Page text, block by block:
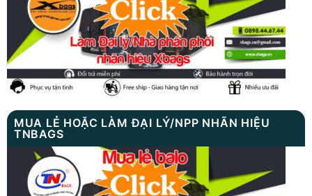
MUA LẺ HOẶC LÀM ĐẠI LÝ/NPP NHÃN HIỆU
TNBAGS